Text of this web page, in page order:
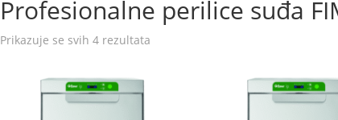
Profesionalne perilice suđa
Prikazuje se svih 4 rezultata